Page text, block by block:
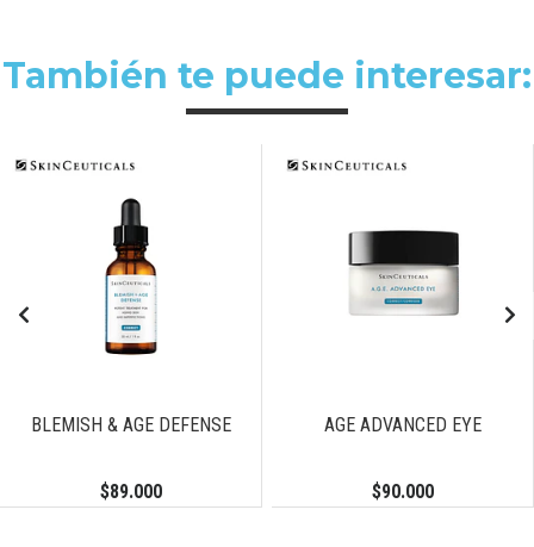
También te puede interesar:
BLEMISH & AGE DEFENSE
$89.000
AGE ADVANCED EYE
$90.000